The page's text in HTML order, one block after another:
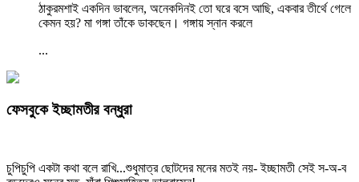
ঠাকুরমশাই একদিন ভাবলেন, অনেকদিনই তো ঘরে বসে আছি, একবার তীর্থে গেলে
কেমন হয়? মা গঙ্গা তাঁকে ডাকছেন। গঙ্গায় স্নান করলে
...
ফেসবুকে ইচ্ছামতীর বন্ধুরা
চুপিচুপি একটা কথা বলে রাখি...শুধুমাত্র ছোটদের মনের মতই নয়- ইচ্ছামতী সেই স-অ-ব